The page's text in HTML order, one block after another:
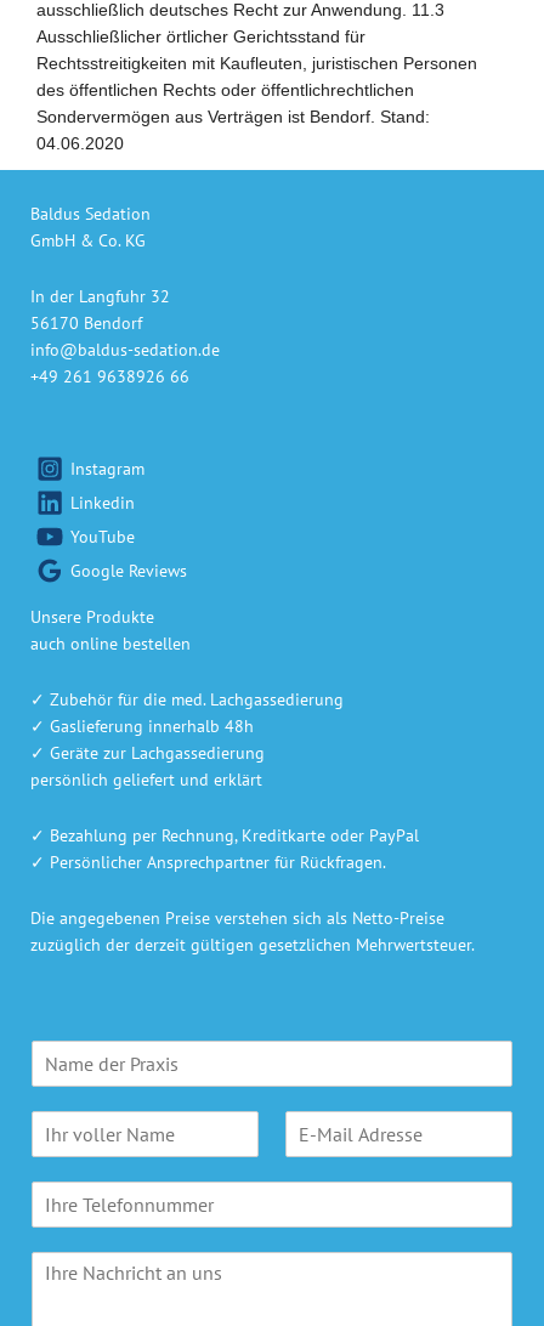
ausschließlich deutsches Recht zur Anwendung. 11.3
Ausschließlicher örtlicher Gerichtsstand für
Rechtsstreitigkeiten mit Kaufleuten, juristischen Personen
des öffentlichen Rechts oder öffentlichrechtlichen
Sondervermögen aus Verträgen ist Bendorf. Stand:
04.06.2020
Baldus Sedation
GmbH & Co. KG
In der Langfuhr 32
56170 Bendorf
info@baldus-sedation.de
+49 261 9638926 66
Instagram
Linkedin
YouTube
Google Reviews
Unsere Produkte
auch online bestellen
✓ Zubehör für die med. Lachgassedierung
✓ Gaslieferung innerhalb 48h
✓ Geräte zur Lachgassedierung
persönlich geliefert und erklärt
✓ Bezahlung per Rechnung, Kreditkarte oder PayPal
✓ Persönlicher Ansprechpartner für Rückfragen.
Die angegebenen Preise verstehen sich als Netto-Preise
zuzüglich der derzeit gültigen gesetzlichen Mehrwertsteuer.